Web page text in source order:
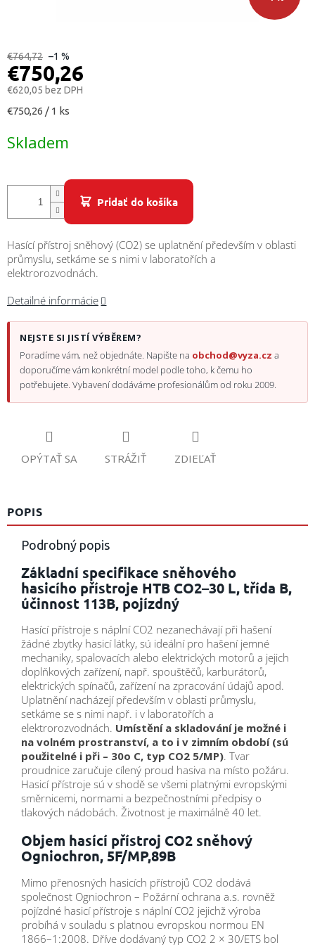
€764,72 –1 %
€750,26
€620,05 bez DPH
Jednotková
€750,26 / 1 ks
Skladem
Pridať do košíka
Hasící přístroj sněhový (CO2) se uplatnění především v oblasti
průmyslu, setkáme se s nimi v laboratořích a
elektrorozvodnách.
Detailné informácie
NEJSTE SI JISTÍ VÝBĚREM?
Poradíme vám, než objednáte. Napište na obchod@vyza.cz a
doporučíme vám konkrétní model podle toho, k čemu ho
potřebujete. Vybavení dodáváme profesionálům od roku 2009.
OPÝTAŤ SA STRÁŽIŤ ZDIEĽAŤ
POPIS
Podrobný popis
Základní specifikace sněhového
hasicího přístroje HTB CO2–30 L, třída B,
účinnost 113B, pojízdný
Hasící přístroje s náplní CO2 nezanechávají při hašení
žádné zbytky hasicí látky, sú ideální pro hašení jemné
mechaniky, spalovacích alebo elektrických motorů a jejich
doplňkových zařízení, např. spouštěčů, karburátorů,
elektrických spínačů, zařízení na zpracování údajů apod.
Uplatnění nacházejí především v oblasti průmyslu,
setkáme se s nimi např. i v laboratořích a
elektrorozvodnách. Umístění a skladování je možné i
na volném prostranství, a to i v zimním období (sú
použitelné i při – 30o C, typ CO2 5/MP). Tvar
proudnice zaručuje cílený proud hasiva na místo požáru.
Hasicí přístroje sú v shodě se všemi platnými evropskými
směrnicemi, normami a bezpečnostními předpisy o
tlakových nádobách. Životnost je maximálně 40 let.
Objem hasící přístroj CO2 sněhový
Ogniochron, 5F/MP,89B
Mimo přenosných hasicích přístrojů CO2 dodává
společnost Ogniochron – Požární ochrana a.s. rovněž
pojízdné hasicí přístroje s náplní CO2 jejichž výroba
probíhá v souladu s platnou evropskou normou EN
1866–1:2008. Dříve dodávaný typ CO2 2 × 30/ETS bol